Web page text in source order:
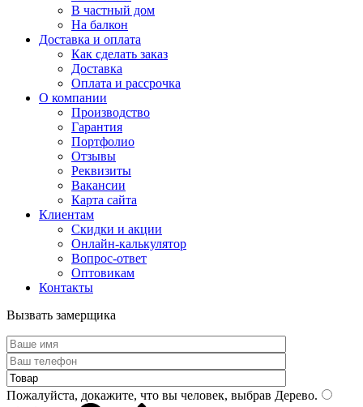
В частный дом
На балкон
Доставка и оплата
Как сделать заказ
Доставка
Оплата и рассрочка
О компании
Производство
Гарантия
Портфолио
Отзывы
Реквизиты
Вакансии
Карта сайта
Клиентам
Скидки и акции
Онлайн-калькулятор
Вопрос-ответ
Оптовикам
Контакты
Вызвать замерщика
Пожалуйста, докажите, что вы человек, выбрав Дерево.